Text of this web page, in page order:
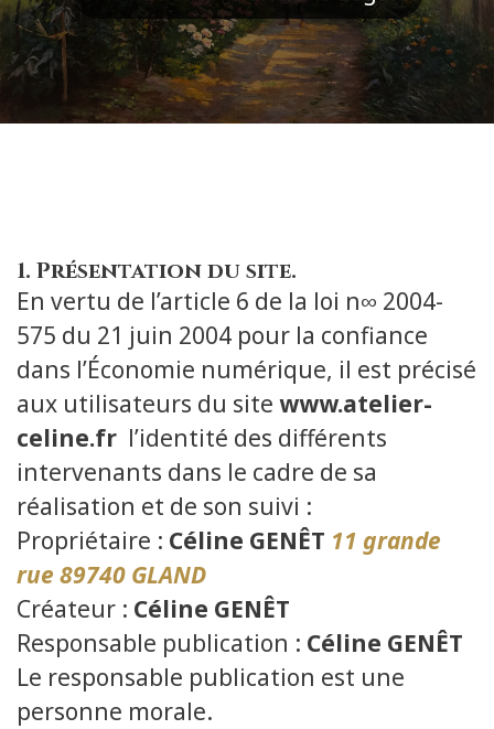
1. Présentation du site.
En vertu de l’article 6 de la loi n∞ 2004-
575 du 21 juin 2004 pour la confiance
dans l’Économie numérique, il est précisé
aux utilisateurs du site www.atelier-
celine.fr l’identité des différents
intervenants dans le cadre de sa
réalisation et de son suivi :
Propriétaire : Céline GENÊT 11 grande
rue 89740 GLAND
Créateur : Céline GENÊT
Responsable publication : Céline GENÊT
Le responsable publication est une
personne morale.